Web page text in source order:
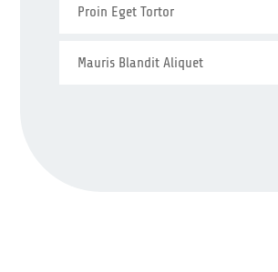
Proin Eget Tortor
Mauris Blandit Aliquet